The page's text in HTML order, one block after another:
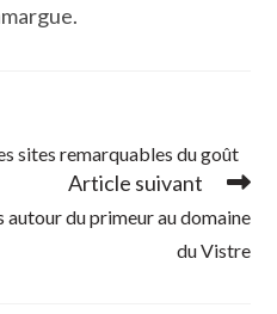
sites remarquables du goût
Article suivant
du primeur au domaine
du Vistre